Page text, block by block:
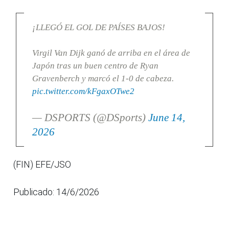
¡LLEGÓ EL GOL DE PAÍSES BAJOS!
Virgil Van Dijk ganó de arriba en el área de
Japón tras un buen centro de Ryan
Gravenberch y marcó el 1-0 de cabeza.
pic.twitter.com/kFgaxOTwe2
— DSPORTS (@DSports) June 14,
2026
(FIN) EFE/JSO
Publicado: 14/6/2026